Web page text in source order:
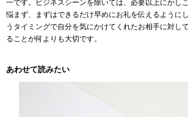
一です。ビジネスシーンを除いては、必要以上にかし
悩まず、まずはできるだけ早めにお礼を伝えるように
うタイミングで自分を気にかけてくれたお相手に対し
ることが何よりも大切です。
あわせて読みたい